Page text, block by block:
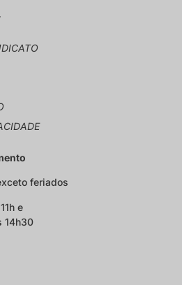
feriados
e
14h30